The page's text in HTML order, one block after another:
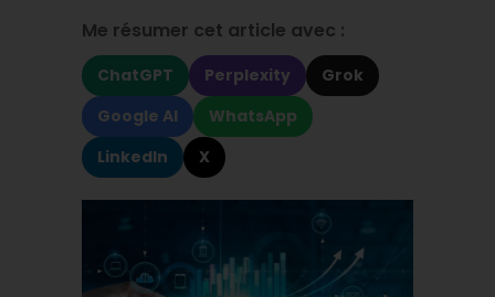
Me résumer cet article avec :
ChatGPT Perplexity
Grok
Google AI
WhatsApp
LinkedIn
X